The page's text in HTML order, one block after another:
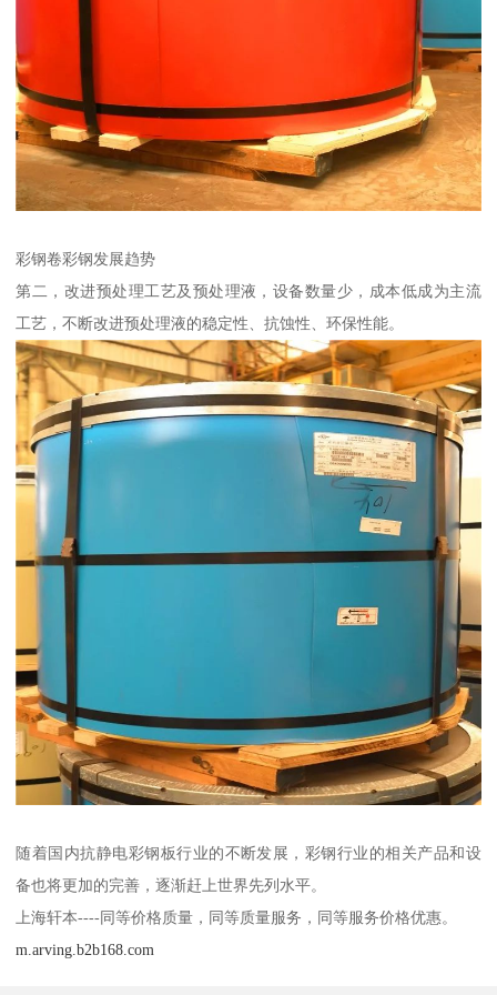
彩钢卷彩钢发展趋势
第二，改进预处理工艺及预处理液，设备数量少，成本低成为主流
工艺，不断改进预处理液的稳定性、抗蚀性、环保性能。
随着国内抗静电彩钢板行业的不断发展，彩钢行业的相关产品和设
备也将更加的完善，逐渐赶上世界先列水平。
上海轩本----同等价格质量，同等质量服务，同等服务价格优惠。
m.arving.b2b168.com